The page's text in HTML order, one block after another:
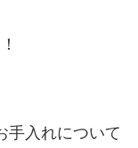
手入れについて